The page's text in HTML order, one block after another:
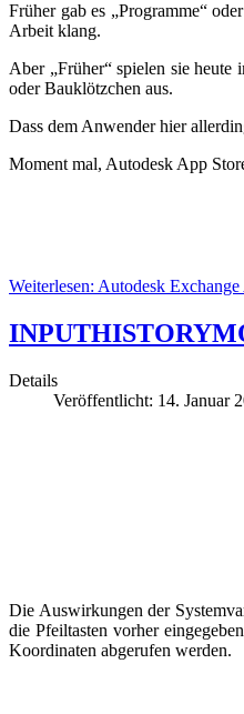
Früher gab es „Programme“
Arbeit klang.
Aber „Früher“ spielen sie
oder Bauklötzchen aus.
Dass dem Anwender hier
Moment mal, Autodesk App
Weiterlesen: Autodesk
Details
Veröffentlicht: 14. Januar
Die Auswirkungen der
die Pfeiltasten vorher
Koordinaten abgerufen werden.